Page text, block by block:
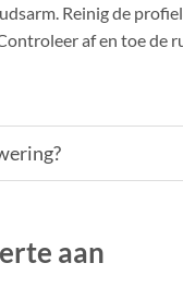
Reinig de
af en toe de
aan